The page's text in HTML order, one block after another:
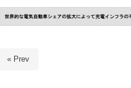
« Prev